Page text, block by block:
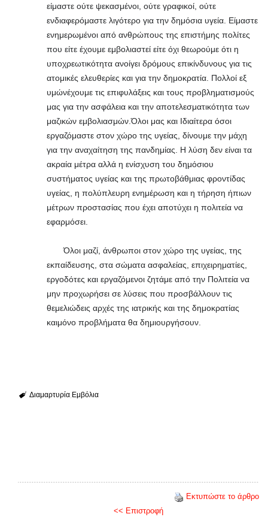
είμαστε ούτε ψεκασμένοι, ούτε γραφικοί, ούτε
ενδιαφερόμαστε λιγότερο για την δημόσια υγεία. Είμαστε
ενημερωμένοι από ανθρώπους της επιστήμης πολίτες
που είτε έχουμε εμβολιαστεί είτε όχι θεωρούμε ότι η
υποχρεωτικότητα ανοίγει δρόμους επικίνδυνους για τις
ατομικές ελευθερίες και για την δημοκρατία. Πολλοί εξ
υμώνέχουμε τις επιφυλάξεις και τους προβληματισμούς
μας για την ασφάλεια και την αποτελεσματικότητα των
μαζικών εμβολιασμών.Όλοι μας και Ιδιαίτερα όσοι
εργαζόμαστε στον χώρο της υγείας, δίνουμε την μάχη
για την αναχαίτηση της πανδημίας. Η λύση δεν είναι τα
ακραία μέτρα αλλά η ενίσχυση του δημόσιου
συστήματος υγείας και της πρωτοβάθμιας φροντίδας
υγείας, η πολύπλευρη ενημέρωση και η τήρηση ήπιων
μέτρων προστασίας που έχει αποτύχει η πολιτεία να
εφαρμόσει.
Όλοι μαζί, άνθρωποι στον χώρο της υγείας, της
εκπαίδευσης, στα σώματα ασφαλείας, επιχειρηματίες,
εργοδότες και εργαζόμενοι ζητάμε από την Πολιτεία να
μην προχωρήσει σε λύσεις που προσβάλλουν τις
θεμελιώδεις αρχές της ιατρικής και της δημοκρατίας
καιμόνο προβλήματα θα δημιουργήσουν.
Διαμαρτυρία Εμβόλια
Εκτυπώστε το άρθρο
<< Επιστροφή